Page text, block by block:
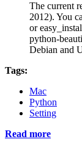
The current
2012). You
or
python-
Debian and
Tags:
Mac
Python
Setting
Read more